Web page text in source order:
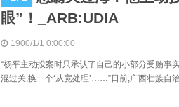
眼”！_ARB:UDIA
1900/1/1 0:00:00
“杨平主动投案时只承认了自己的小部分受贿事
混过关,换一个‘从宽处理’……”日前,广西壮族自